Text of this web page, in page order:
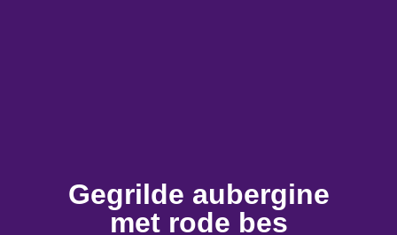
Gegrilde aubergine
met rode bes